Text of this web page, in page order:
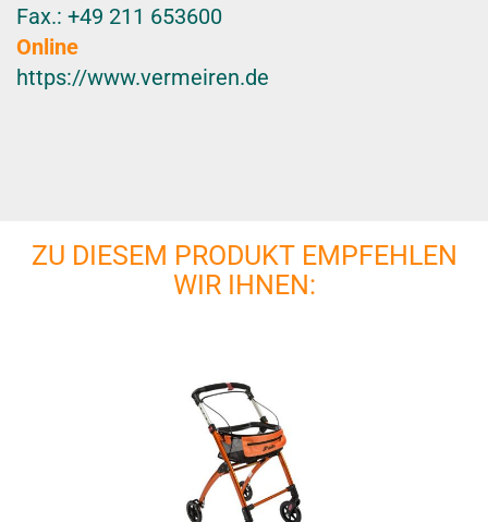
Fax.: +49 211 653600
Online
https://www.vermeiren.de
ZU DIESEM PRODUKT EMPFEHLEN
WIR IHNEN: